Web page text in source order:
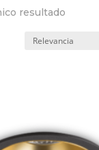
resultado